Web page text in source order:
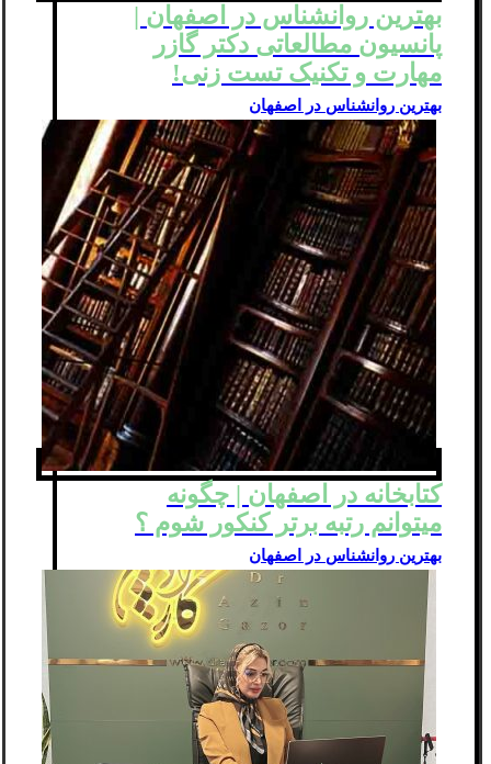
بهترین روانشناس در اصفهان |
پانسیون مطالعاتی دکتر گازر
مهارت و تکنیک تست زنی!
بهترین روانشناس در اصفهان
کتابخانه در اصفهان | چگونه
میتوانم رتبه برتر کنکور شوم ؟
بهترین روانشناس در اصفهان